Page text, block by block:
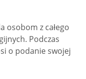
osobom z całego
Podczas
o podanie swojej